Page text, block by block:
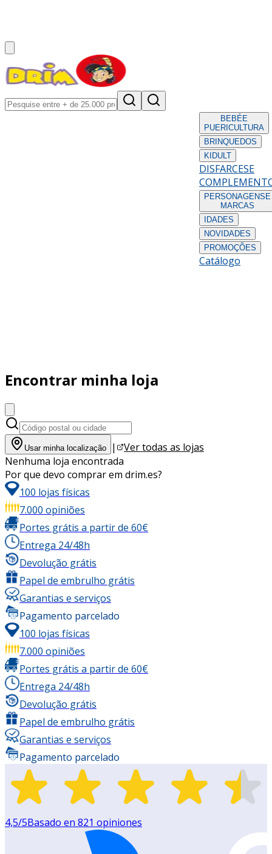
BEBÉE
PUERICULTURA
BRINQUEDOS
KIDULT
DISFARCESE
PERSONAGENS E
MARCAS
IDADES
NOVIDADES
PROMOÇÕES
Catálogo
Encontrar minha loja
Usar minha localização |
Ver todas as lojas
Nenhuma loja encontrada
Por que devo comprar em drim.es?
100 lojas físicas
7.000 opiniões
Portes grátis a partir de 60€
Entrega 24/48h
Devolução grátis
Papel de embrulho grátis
Garantias e serviços
Pagamento parcelado
100 lojas físicas
7.000 opiniões
Portes grátis a partir de 60€
Entrega 24/48h
Devolução grátis
Papel de embrulho grátis
Garantias e serviços
Pagamento parcelado
4,5/5Basado en 821 opiniones